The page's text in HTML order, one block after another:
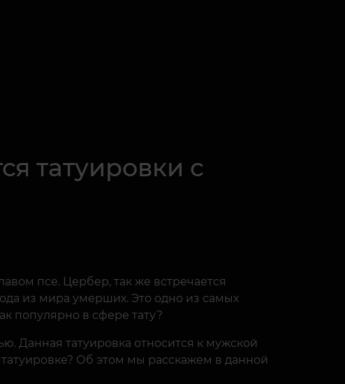
татуировки с
псе. Цербер, так же встречается
из мира умерших. Это одно из самых
популярно в сфере тату?
Данная татуировка относится к мужской
Об этом мы расскажем в данной